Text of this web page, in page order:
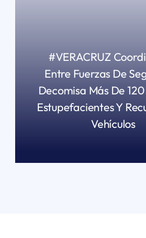
#VERACRUZ
Entre Fuerzas De
Decomisa Más De
Estupefacientes Y
Vehículos